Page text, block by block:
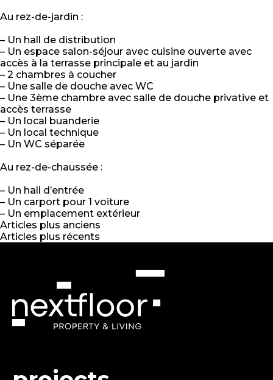
Au rez-de-jardin :
– Un hall de distribution
– Un espace salon-séjour avec cuisine ouverte avec
accès à la terrasse principale et au jardin
– 2 chambres à coucher
– Une salle de douche avec WC
– Une 3ème chambre avec salle de douche privative et
accès terrasse
– Un local buanderie
– Un local technique
– Un WC séparée
Au rez-de-chaussée :
– Un hall d’entrée
– Un carport pour 1 voiture
– Un emplacement extérieur
Navigation
articles
Articles plus anciens
Articles plus récents